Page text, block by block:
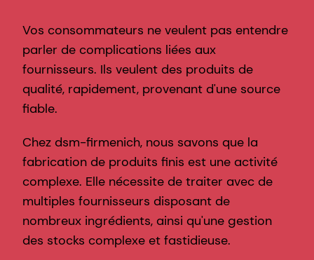
Vos consommateurs ne veulent pas entendre
parler de complications liées aux
fournisseurs. Ils veulent des produits de
qualité, rapidement, provenant d'une source
fiable.
Chez dsm-firmenich, nous savons que la
fabrication de produits finis est une activité
complexe. Elle nécessite de traiter avec de
multiples fournisseurs disposant de
nombreux ingrédients, ainsi qu'une gestion
des stocks complexe et fastidieuse.